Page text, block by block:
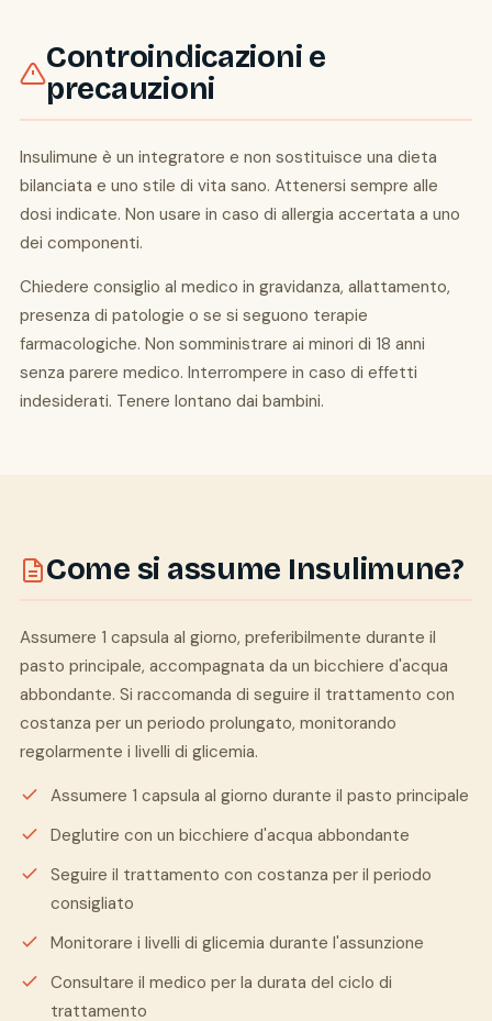
Controindicazioni e
precauzioni
Insulimune è un integratore e non sostituisce una dieta
bilanciata e uno stile di vita sano. Attenersi sempre alle
dosi indicate. Non usare in caso di allergia accertata a uno
dei componenti.
Chiedere consiglio al medico in gravidanza, allattamento,
presenza di patologie o se si seguono terapie
farmacologiche. Non somministrare ai minori di 18 anni
senza parere medico. Interrompere in caso di effetti
indesiderati. Tenere lontano dai bambini.
Come si assume Insulimune?
Assumere 1 capsula al giorno, preferibilmente durante il
pasto principale, accompagnata da un bicchiere d'acqua
abbondante. Si raccomanda di seguire il trattamento con
costanza per un periodo prolungato, monitorando
regolarmente i livelli di glicemia.
Assumere 1 capsula al giorno durante il pasto principale
Deglutire con un bicchiere d'acqua abbondante
Seguire il trattamento con costanza per il periodo
consigliato
Monitorare i livelli di glicemia durante l'assunzione
Consultare il medico per la durata del ciclo di
trattamento